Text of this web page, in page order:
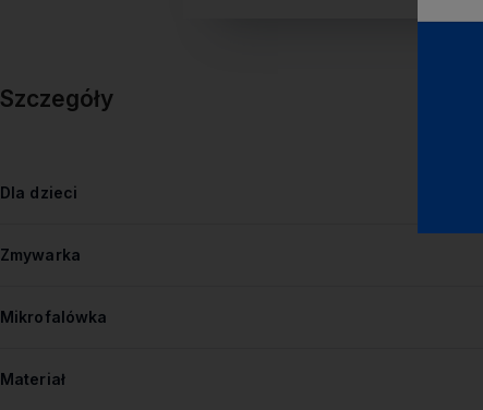
Szczegóły
Dla dzieci
Zmywarka
Mikrofalówka
Materiał